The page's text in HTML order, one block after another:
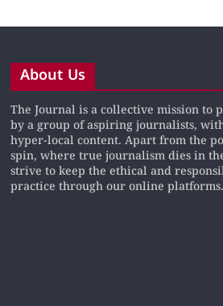
About Us
The Journal is a collective mission to
by a group of aspiring journalists,
hyper-local content. Apart from the
spin, where true journalism dies in
strive to keep the ethical and
practice through our online platforms.